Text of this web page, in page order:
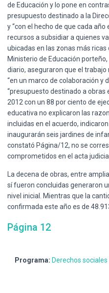
de Educación y lo pone en
presupuesto destinado a la
y “con el hecho de que cada
recursos a subsidiar a quienes
ubicadas en las zonas más ricas
Ministerio de Educación
diario, aseguraron que el
“en un marco de colaboración y
“presupuesto destinado a obras
2012 con un 88 por ciento de
educativa no explicaron las
incluidas en el acuerdo,
inaugurarán seis jardines de
constató Página/12, no se
comprometidos en el acta judicial.
La decena de obras, entre
sí fueron concluidas generaron
nivel inicial. Mientras que la
confirmada este año es de
Página 12
Programa: Derechos